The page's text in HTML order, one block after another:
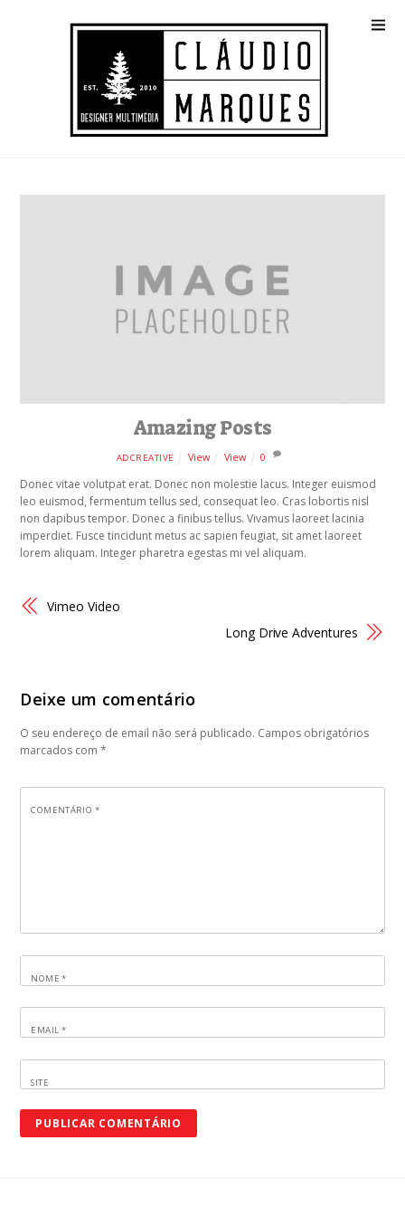
Amazing Posts
ADCREATIVE View View 0
Donec vitae volutpat erat. Donec non molestie lacus. Integer euismod
leo euismod, fermentum tellus sed, consequat leo. Cras lobortis nisl
non dapibus tempor. Donec a finibus tellus. Vivamus laoreet lacinia
imperdiet. Fusce tincidunt metus ac sapien feugiat, sit amet laoreet
lorem aliquam. Integer pharetra egestas mi vel aliquam.
Vimeo Video
Long Drive Adventures
Deixe um comentário
O seu endereço de email não será publicado. Campos obrigatórios
marcados com*
COMENTÁRIO *
NOME*
EMAIL *
SITE